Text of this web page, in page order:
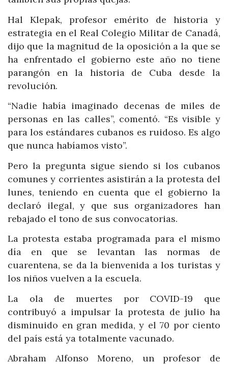
Hal Klepak, profesor emérito de historia y
estrategia en el Real Colegio Militar de Canadá,
dijo que la magnitud de la oposición a la que se
ha enfrentado el gobierno este año no tiene
parangón en la historia de Cuba desde la
revolución.
“Nadie había imaginado decenas de miles de
personas en las calles”, comentó. “Es visible y
para los estándares cubanos es ruidoso. Es algo
que nunca habíamos visto”.
Pero la pregunta sigue siendo si los cubanos
comunes y corrientes asistirán a la protesta del
lunes, teniendo en cuenta que el gobierno la
declaró ilegal, y que sus organizadores han
rebajado el tono de sus convocatorias.
La protesta estaba programada para el mismo
día en que se levantan las normas de
cuarentena, se da la bienvenida a los turistas y
los niños vuelven a la escuela.
La ola de muertes por COVID-19 que
contribuyó a impulsar la protesta de julio ha
disminuido en gran medida, y el 70 por ciento
del país está ya totalmente vacunado.
Abraham Alfonso Moreno, un profesor de